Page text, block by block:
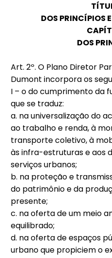
DOS PRINCÍPIOS
DOS
Art. 2º. O Plano Diretor
Dumont incorpora os
I – o do cumprimento da
que se traduz:
a. na universalização do
ao trabalho e renda, à
transporte coletivo, à
às infra-estruturas e aos
serviços urbanos;
b. na proteção e
do patrimônio e da
presente;
c. na oferta de um meio
equilibrado;
d. na oferta de espaços
urbano que propiciem o